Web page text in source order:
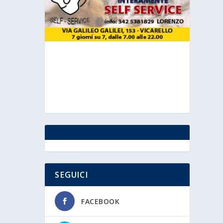
SEGUICI
FACEBOOK